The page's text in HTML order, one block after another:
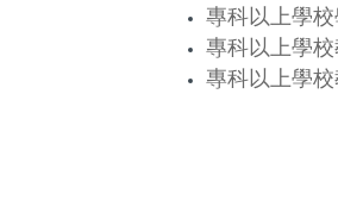
專科以上學
專科以上學
專科以上學